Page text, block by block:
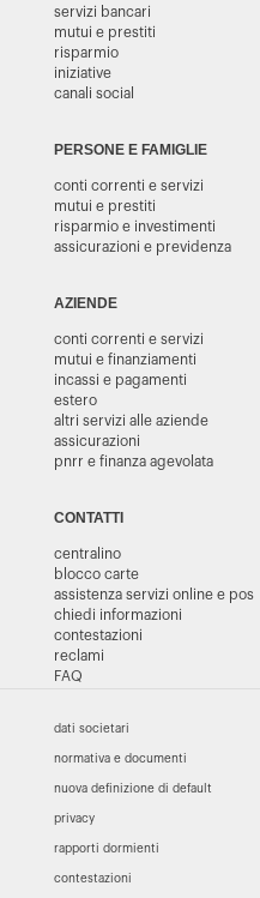
servizi bancari
mutui e prestiti
risparmio
iniziative
canali social
PERSONE E FAMIGLIE
conti correnti e servizi
mutui e prestiti
risparmio e investimenti
assicurazioni e previdenza
AZIENDE
conti correnti e servizi
mutui e finanziamenti
incassi e pagamenti
estero
altri servizi alle aziende
assicurazioni
pnrr e finanza agevolata
CONTATTI
centralino
blocco carte
assistenza servizi online e pos
chiedi informazioni
contestazioni
reclami
FAQ
dati societari
normativa e documenti
nuova definizione di default
privacy
rapporti dormienti
contestazioni